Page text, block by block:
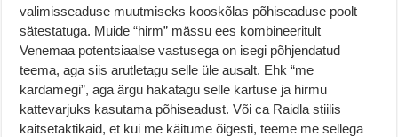
valimisseaduse muutmiseks kooskõlas põhiseaduse poolt
sätestatuga. Muide “hirm” mässu ees kombineeritult
Venemaa potentsiaalse vastusega on isegi põhjendatud
teema, aga siis arutletagu selle üle ausalt. Ehk “me
kardamegi”, aga ärgu hakatagu selle kartuse ja hirmu
kattevarjuks kasutama põhiseadust. Või ca Raidla stiilis
kaitsetaktikaid, et kui me käitume õigesti, teeme me sellega